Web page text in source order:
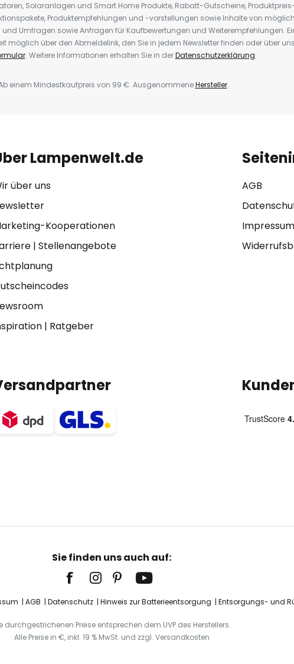
Solaranlagen und Smart Home Produkte, Rabatt-Gutscheine,
Produktempfehlungen und -vorstellungen sowie Inhalte von
Umfragen sowie Anfragen für Kaufbewertungen und Weiterempfehlungen.
möglich über den Abmeldelink, den Sie in jedem Newsletter finden oder über
. Weitere Informationen erhalten Sie in derDatenschutzerklärung.
einem Mindestkaufpreis von 99 €. AusgenommeneHersteller.
Lampenwelt.de
über uns
Kooperationen
| Stellenangebote
| Ratgeber
AGB
Impressum
Sie finden uns auch auf:
AGB Datenschutz Hinweis zur Batterieentsorgung Entsorgungs- und
durchgestrichenen Preise entsprechen dem UVP des Herstellers.
Alle Preise in €, inkl. 19 % MwSt. und zzgl. Versandkosten